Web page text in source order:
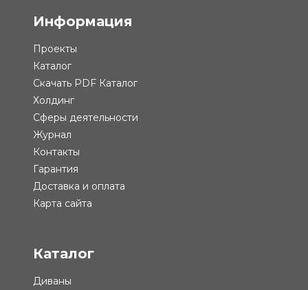
Информация
Проекты
Каталог
Скачать PDF Каталог
Холдинг
Сферы деятельности
Журнал
Контакты
Гарантия
Доставка и оплата
Карта сайта
Каталог
Диваны